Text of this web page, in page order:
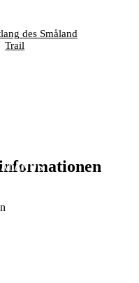
des Småland
Trail